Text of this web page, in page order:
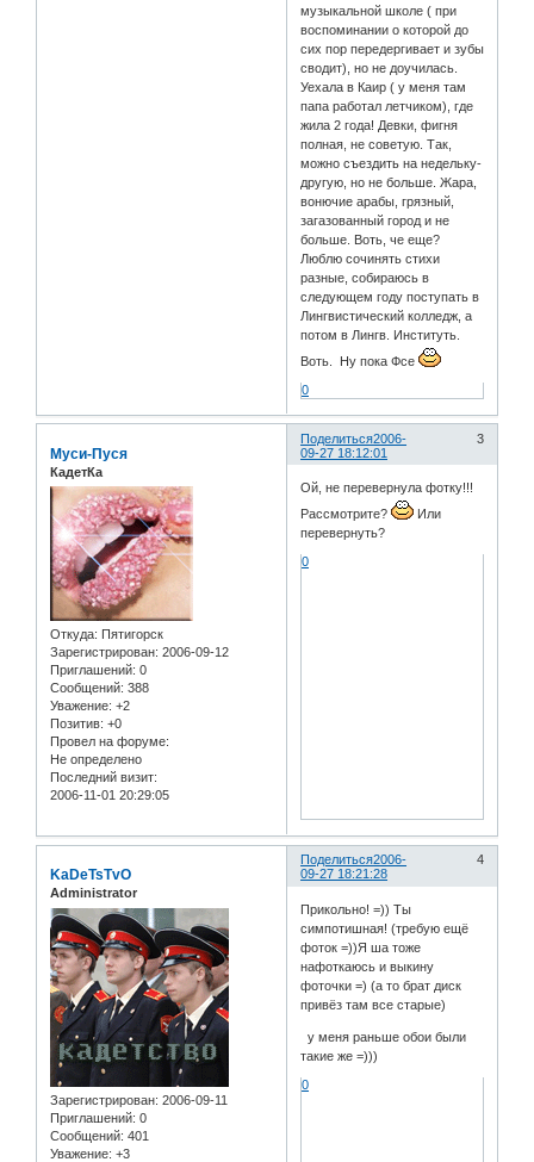
музыкальной школе ( при
воспоминании о которой до
сих пор передергивает и зубы
сводит), но не доучилась.
Уехала в Каир ( у меня там
папа работал летчиком), где
жила 2 года! Девки, фигня
полная, не советую. Так,
можно съездить на недельку-
другую, но не больше. Жара,
вонючие арабы, грязный,
загазованный город и не
больше. Воть, че еще?
Люблю сочинять стихи
разные, собираюсь в
следующем году поступать в
Лингвистический колледж, а
потом в Лингв. Институть.
Воть. Ну пока Фсе
0
Поделиться 3
2006-
09-27 18:12:01
Муси-Пуся
КадетКа
Откуда: Пятигорск
Зарегистрирован: 2006-09-12
Приглашений: 0
Сообщений: 388
Уважение: +2
Позитив: +0
Провел на форуме:
Не определено
Последний визит:
2006-11-01 20:29:05
Ой, не перевернула фотку!!!
Рассмотрите?
Или
перевернуть?
0
Поделиться 4
2006-
09-27 18:21:28
KaDeTsTvO
Administrator
Зарегистрирован: 2006-09-11
Приглашений: 0
Сообщений: 401
Уважение: +3
Прикольно! =)) Ты
симпотишная! (требую ещё
фоток =))Я ша тоже
нафоткаюсь и выкину
фоточки =) (а то брат диск
привёз там все старые)
у меня раньше обои были
такие же =)))
0